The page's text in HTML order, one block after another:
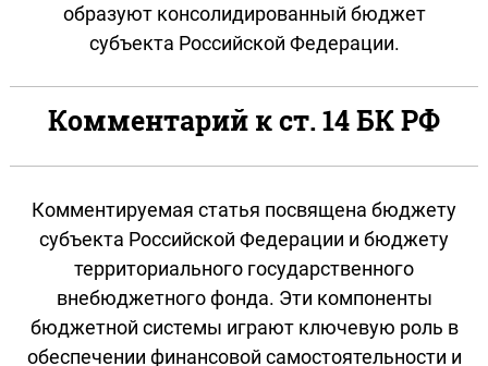
образуют консолидированный бюджет
субъекта Российской Федерации.
Комментарий к ст. 14 БК РФ
Комментируемая статья посвящена бюджету
субъекта Российской Федерации и бюджету
территориального государственного
внебюджетного фонда. Эти компоненты
бюджетной системы играют ключевую роль в
обеспечении финансовой самостоятельности и